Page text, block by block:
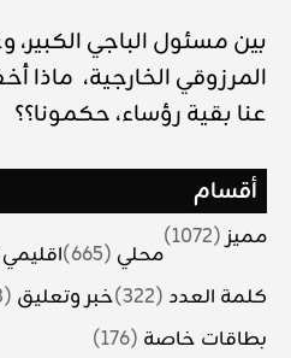
بين مسئول الباجي الكبير،
المرزوقي الخارجية، ماذا
عنا بقية رؤساء، حكمونا؟؟
أقسام
مميز(1072)
محلي (665)
كلمة العدد (322) خبر وتعليق (203)
بطاقات خاصة (176)